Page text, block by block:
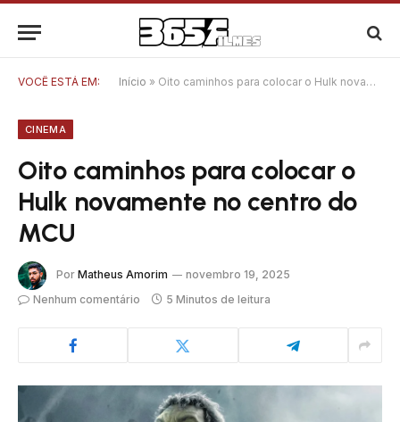
VOCÊ ESTÁ EM: Início » Oito caminhos para colocar o Hulk novamente no centro do MCU
CINEMA
Oito caminhos para colocar o
Hulk novamente no centro do
MCU
Por Matheus Amorim
novembro 19, 2025
Nenhum comentário
5 Minutos de leitura